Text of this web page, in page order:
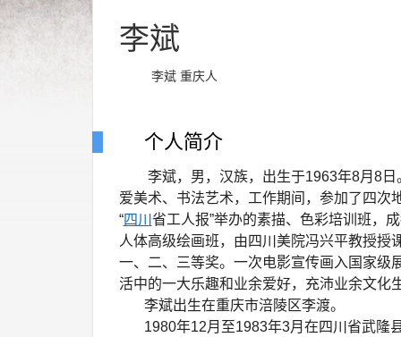
李斌
李斌 重庆人
个人简介
李斌，男，汉族，出生于1963年8月8
爱美术、书法艺术，工作期间，参加了四次
“四川 省工人报”举办的素描、色彩培训班，
人体高级绘画班，由四川美院冯兴平教授授
一、二、三等奖。一次电影宣传画入国家级
活中的一大乐趣和业余爱好，充沛业余文化
李斌出生在重庆市涪陵区李渡。
1980年12月至1983年3月在四川省武隆